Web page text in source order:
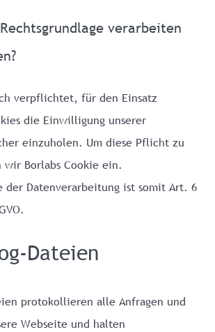
verarbeiten
verpflichtet, für den Einsatz
die Einwilligung unserer
einzuholen. Um diese Pflicht zu
Borlabs Cookie ein.
der Datenverarbeitung ist somit Art. 6
Dateien
protokollieren alle Anfragen und
Webseite und halten